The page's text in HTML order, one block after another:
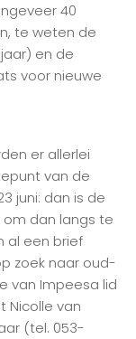
40
te weten de
jaar) en de
voor nieuwe
er allerlei
van de
juni: dan is de
om dan langs te
al een brief
zoek naar oud-
van Impeesa lid
Nicolle van
(tel. 053-